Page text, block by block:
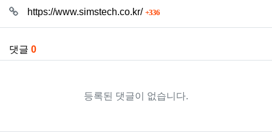
https://www.simstech.co.kr/
336회 연결
댓글 0
등록된 댓글이 없습니다.